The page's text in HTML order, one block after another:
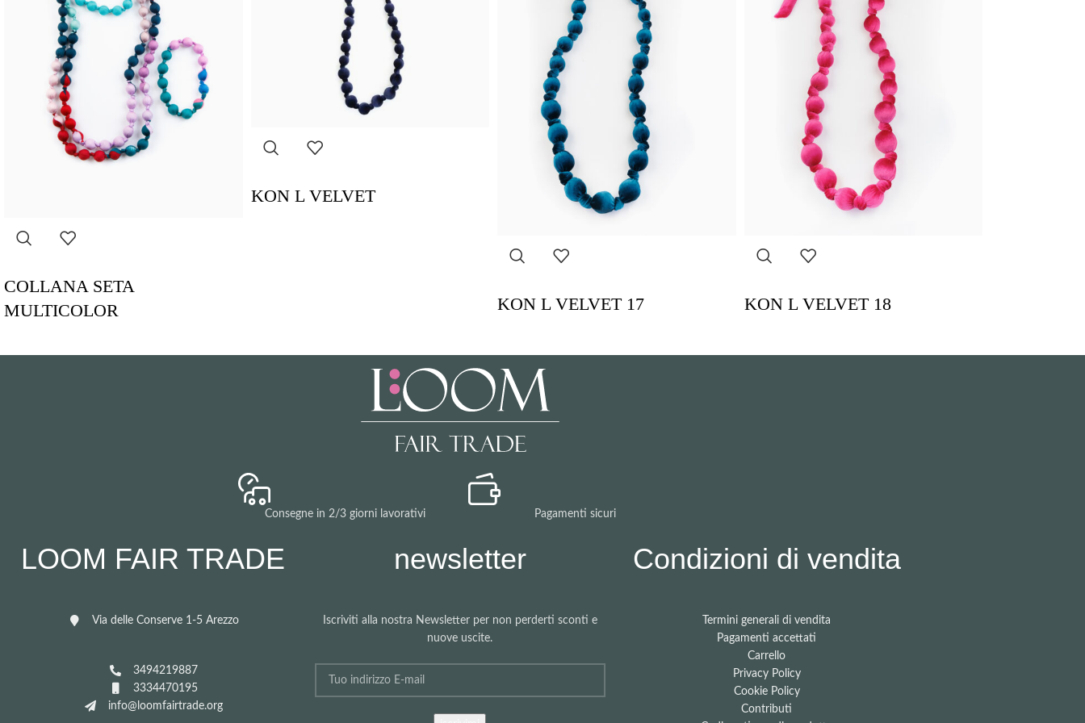
COLLANA SETA
MULTICOLOR
KON L VELVET
KON L VELVET 17 KON L VELVET 18
Consegne in 2/3 giorni lavorativi Pagamenti sicuri
LOOM FAIR TRADE
Via delle Conserve 1-5 Arezzo
3494219887
3334470195
info@loomfairtrade.org
newsletter
Iscriviti alla nostra Newsletter per non perderti sconti e
nuove uscite.
Condizioni di vendita
Termini generali di vendita
Pagamenti accettati
Carrello
Privacy Policy
Cookie Policy
Contributi